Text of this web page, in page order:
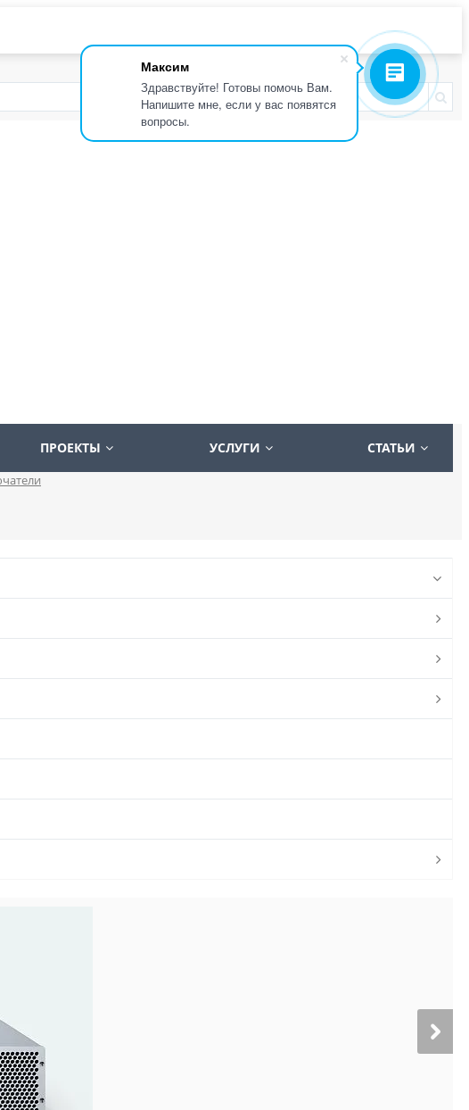
Максим
Здравствуйте! Готовы помочь Вам.
Напишите мне, если у вас появятся
вопросы.
ПРОЕКТЫ УСЛУГИ СТАТЬИ